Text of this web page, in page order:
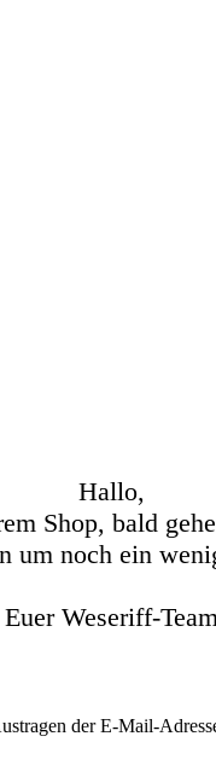
Hallo,
Shop, bald
um noch ein
Euer Weseriff-
der E-Mail-